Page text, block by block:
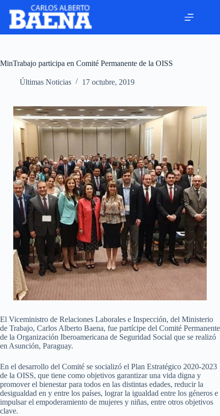
MinTrabajo participa en Comité Permanente de la OISS
Últimas Noticias 17 octubre, 2019
El Viceministro de Relaciones Laborales e Inspección, del Ministerio
de Trabajo, Carlos Alberto Baena, fue partícipe del Comité Permanente
de la Organización Iberoamericana de Seguridad Social que se realizó
en Asunción, Paraguay.
En el desarrollo del Comité se socializó el Plan Estratégico 2020-2023
de la OISS, que tiene como objetivos garantizar una vida digna y
promover el bienestar para todos en las distintas edades, reducir la
desigualdad en y entre los países, lograr la igualdad entre los géneros e
impulsar el empoderamiento de mujeres y niñas, entre otros objetivos
clave.